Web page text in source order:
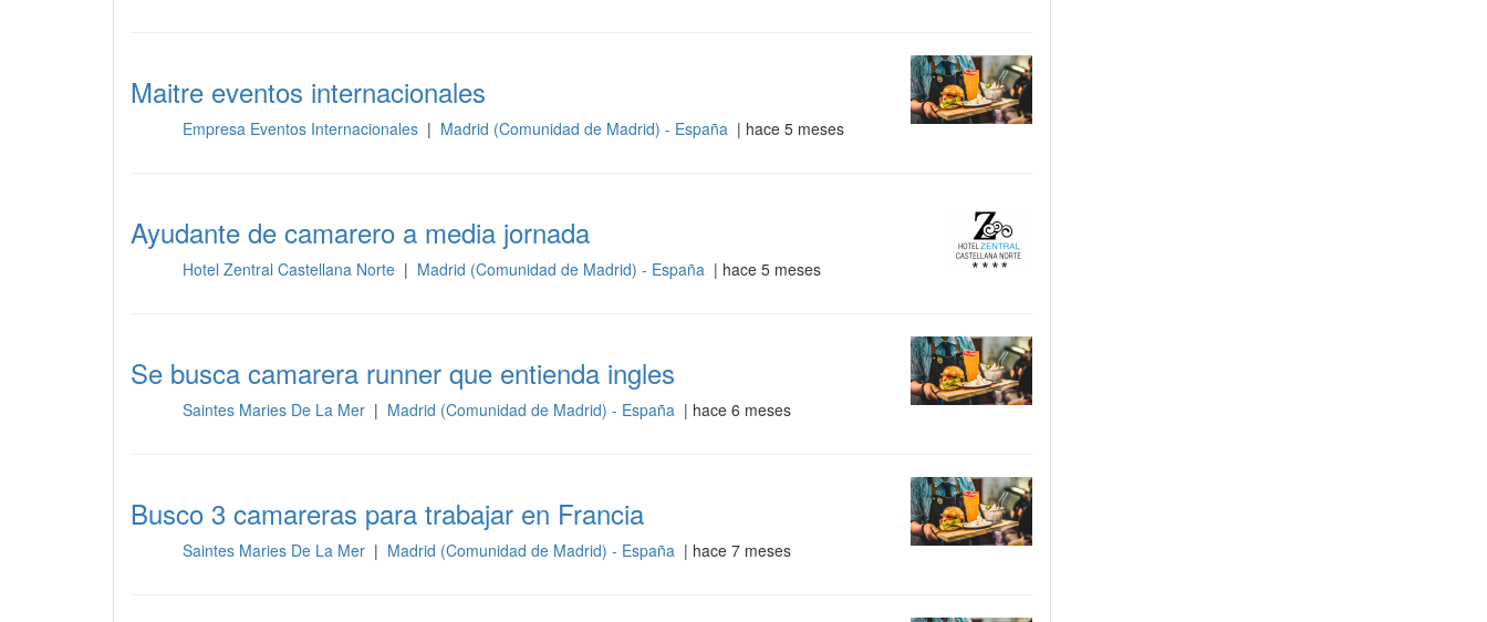
Maitre eventos internacionales
Empresa Eventos Internacionales | Madrid (Comunidad de Madrid) - España | hace 5 meses
Ayudante de camarero a media jornada
Hotel Zentral Castellana Norte | Madrid (Comunidad de Madrid) - España | hace 5 meses
Se busca camarera runner que entienda ingles
Saintes Maries De La Mer | Madrid (Comunidad de Madrid) - España | hace 6 meses
Busco 3 camareras para trabajar en Francia
Saintes Maries De La Mer | Madrid (Comunidad de Madrid) - España | hace 7 meses